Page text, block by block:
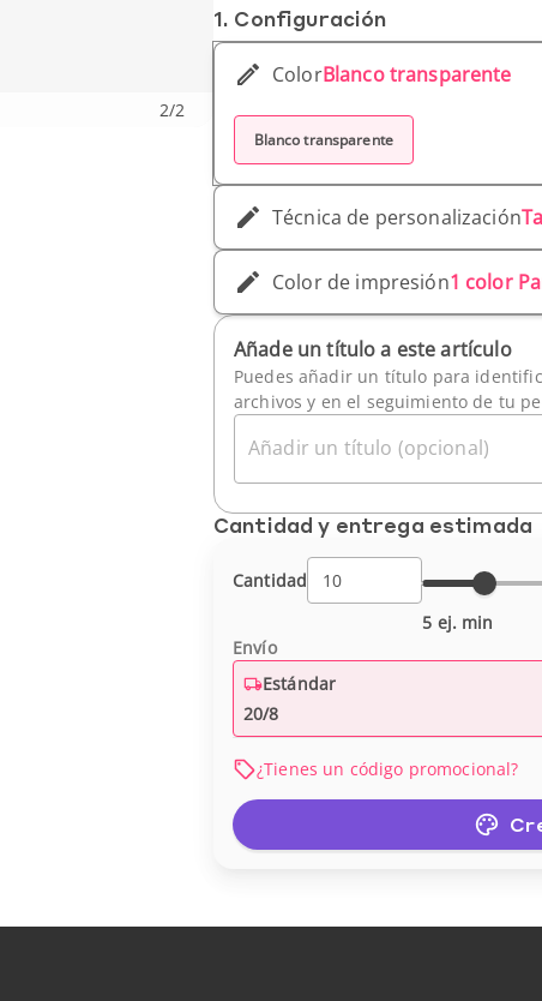
2/2
1. Conf­iguración
ColorBlanco transparente
Blanco transparente
Técnica de personalización
Color de impresión1 color
Añade un título a este artículo
Puedes añadir un título para
archivos y en el seguimiento de tu
Añadir un título (opcional)
Cantidad y entrega estimada
Cantidad
5 ej. min
Envío
Estándar
20/8
¿Tienes un código promocional?